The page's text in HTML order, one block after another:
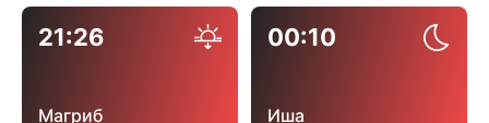
21:26
Магриб
00:10
Иша